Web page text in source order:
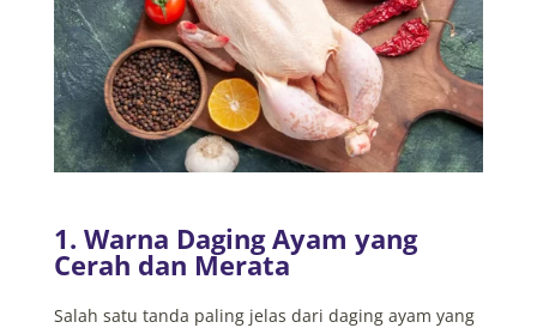
1. Warna Daging Ayam yang
Cerah dan Merata
Salah satu tanda paling jelas dari daging ayam yang